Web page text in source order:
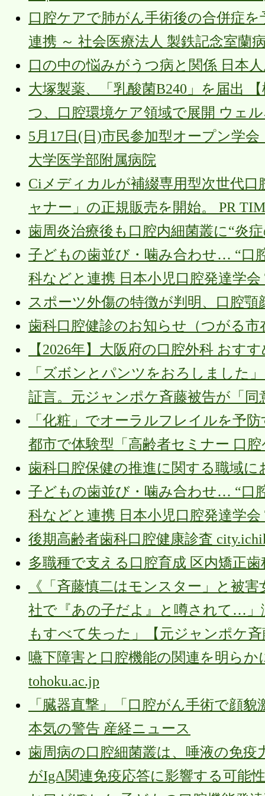
口腔ケアで肺がん手術後の合併症
連携 ～ 社会医療法人 製鉄記念室蘭
口の中の悩みがうつ病と関係 日本
大塚製薬、「乳酸菌B240」を届出
つ、口腔環境ケア領域で展開 ウェ
5月17日(日)市民参加型オープン学
大学医学部附属病院
Ciメディカルが補綴専用型次世代
ャナー」の正規販売を開始。 PR
歯周炎治療後も口腔内細菌叢に“炎
子どもの歯並び・噛み合わせ… “口
科などと連携 日本小児口腔発達学会
スポーツ外傷の特徴が判明、口腔顎
歯科口腔健診のお知らせ（つがる市
【2026年】大阪府の口腔外科 おす
「ズボンとパンツをおろしました
証言。元ジャンポケ斉藤被告が「
「化粧」でオーラルフレイルを予
都市で体験型「高齢者セミナー 口
歯科口腔保健の推進に関する職域に
子どもの歯並び・噛み合わせ… “口
科などと連携 日本小児口腔発達学会
後期高齢者歯科口腔健康診査
多職種で支える口腔育成 区内矯正
《「斉藤慎二はモンスター」と被
社で『あの子だよ』と噂されて…」
もすべて失った」【元ジャンポケ
嚥下障害と口腔機能の関連を明ら
tohoku.ac.jp
「臓器直撃」「口腔がん手術で顔
本気の警告 産経ニュース
歯周病の口腔細菌叢は、唾液の免
がIgA関連免疫応答に影響する可能